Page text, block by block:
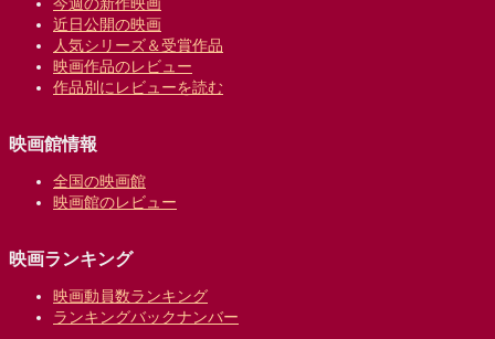
近日公開の映画
人気シリーズ＆受賞作品
映画作品のレビュー
作品別にレビューを読む
映画館情報
全国の映画館
映画館のレビュー
映画ランキング
映画動員数ランキング
ランキングバックナンバー